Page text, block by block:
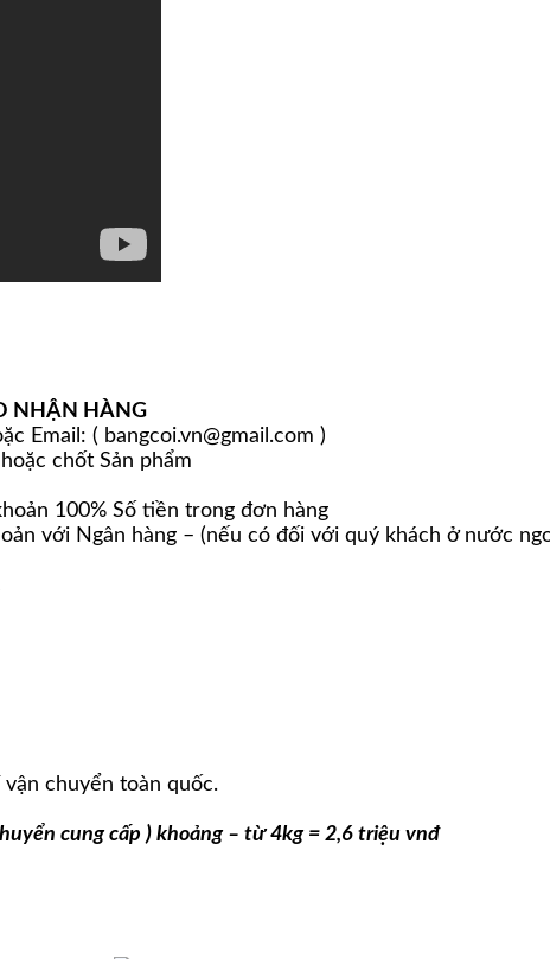
NHẬN HÀNG
Email: ( bangcoi.vn@gmail.com )
chốt Sản phẩm
100% Số tiền trong đơn hàng
với Ngân hàng – (nếu có đối với quý khách ở nước
chuyển toàn quốc.
cung cấp ) khoảng – từ 4kg = 2,6 triệu vnđ